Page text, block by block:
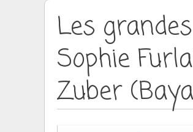
Les
Sophie
Zuber